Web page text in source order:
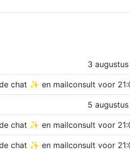
3
chat ✨ en mailconsult voor
5
chat ✨ en mailconsult voor
chat ✨ en mailconsult voor